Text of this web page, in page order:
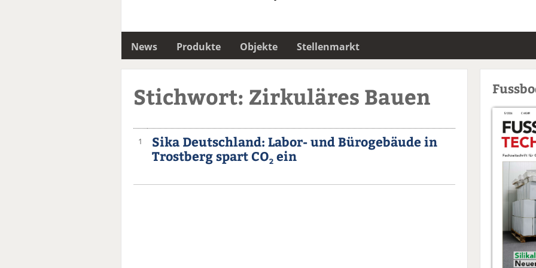
News Produkte Objekte Stellenmarkt
Stichwort: Zirkuläres Bauen
1
Sika Deutschland: Labor- und Bürogebäude in
Trostberg spart CO2 ein